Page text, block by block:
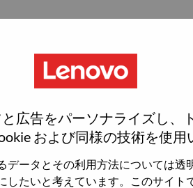
広告をパーソナライズし、
および同様の技術を使用
データとその利用方法については透
したいと考えています。このサイト